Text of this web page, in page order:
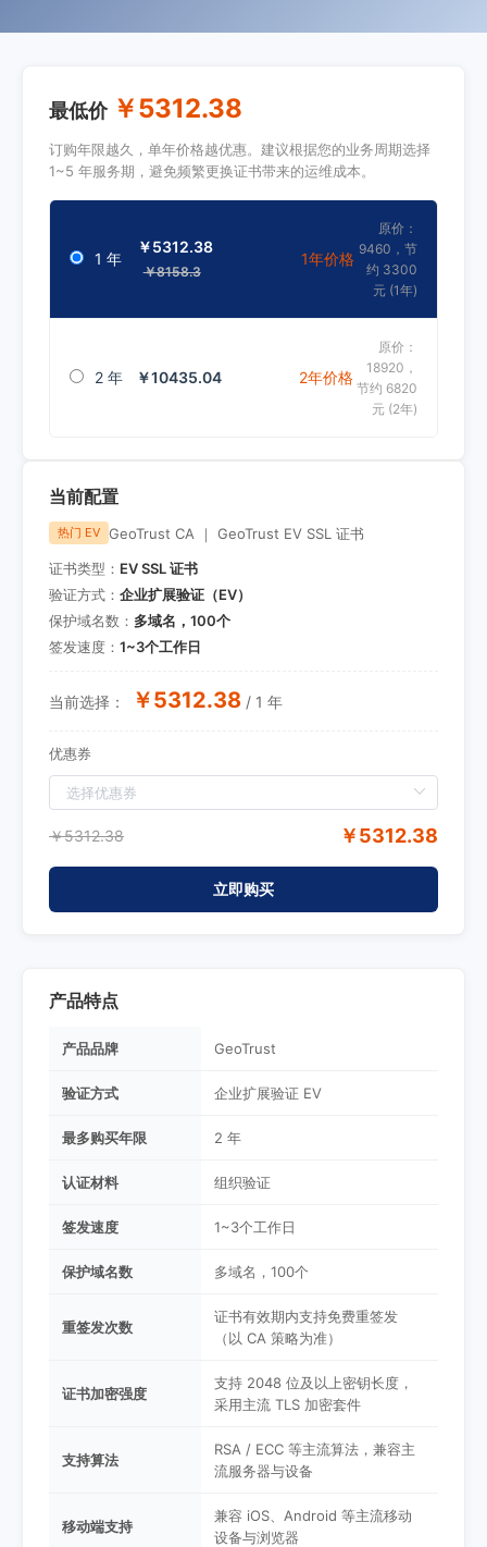
最低价 ￥5312.38
订购年限越久，单年价格越优惠。建议根据您的业务周期选择
1~5 年服务期，避免频繁更换证书带来的运维成本。
1 年
￥5312.38
￥8158.3
1年价格
原价：
9460，节
约 3300
元 (1年)
2 年 ￥10435.04 2年价格
原价：
18920，
节约 6820
元 (2年)
当前配置
热门 EV GeoTrust CA ｜ GeoTrust EV SSL 证书
证书类型： EV SSL 证书
验证方式： 企业扩展验证（EV）
保护域名数： 多域名，100个
签发速度： 1~3个工作日
当前选择： ￥5312.38 / 1 年
优惠券
￥5312.38 ￥5312.38
立即购买
产品特点
产品品牌 GeoTrust
验证方式 企业扩展验证 EV
最多购买年限 2 年
认证材料 组织验证
签发速度 1~3个工作日
保护域名数 多域名，100个
重签发次数
证书有效期内支持免费重签发
（以 CA 策略为准）
证书加密强度
支持 2048 位及以上密钥长度，
采用主流 TLS 加密套件
支持算法
RSA / ECC 等主流算法，兼容主
流服务器与设备
移动端支持
兼容 iOS、Android 等主流移动
设备与浏览器